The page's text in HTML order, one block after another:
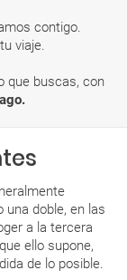
contigo.
viaje.
que buscas, con
doble, en las
a la tercera
ello supone,
de lo posible.